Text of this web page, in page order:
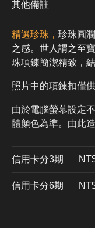
其他備註
精選珍珠， 珍珠圓
之感。世人謂之至
珠項鍊簡潔精致，
照片中的項鍊扣僅
由於電腦螢幕設定
體顏色為準。由此
信用卡分3期
信用卡分6期